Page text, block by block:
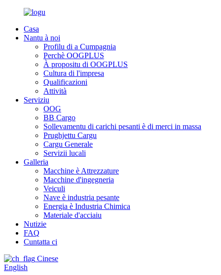
Casa
Nantu à noi
Profilu di a Cumpagnia
Perchè OOGPLUS
À propositu di OOGPLUS
Cultura di l'impresa
Qualificazioni
Attività
Serviziu
OOG
BB Cargo
Sollevamentu di carichi pesanti è di merci in massa
Prughjettu Cargu
Cargu Generale
Servizii lucali
Galleria
Macchine è Attrezzature
Macchine d'ingegneria
Veiculi
Nave è industria pesante
Energia è Industria Chimica
Materiale d'acciaiu
Nutizie
FAQ
Cuntatta ci
Cinese
English